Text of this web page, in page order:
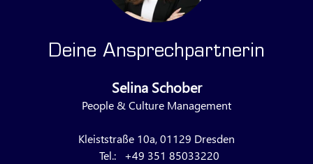
Deine Ansprechpartnerin
Selina Schober
People & Culture Management
Kleiststraße 10a, 01129 Dresden
Tel.:
+49 351 85033220